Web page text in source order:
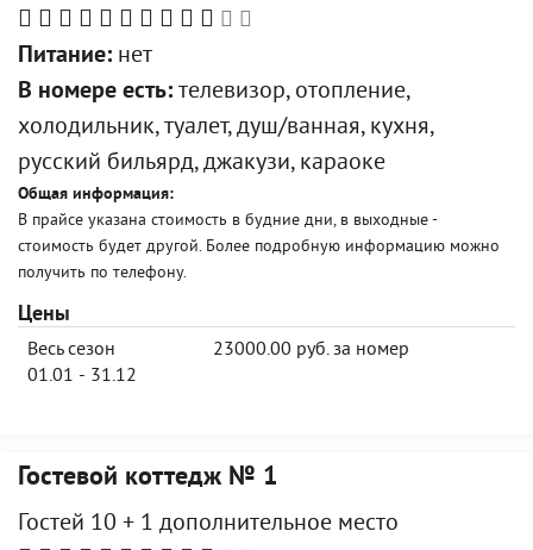
Питание: нет
В номере есть: телевизор, отопление,
холодильник, туалет, душ/ванная, кухня,
русский бильярд, джакузи, караоке
Общая информация:
В прайсе указана стоимость в будние дни, в выходные -
стоимость будет другой. Более подробную информацию можно
получить по телефону.
Цены
Весь сезон
01.01 - 31.12
23000.00 руб. за номер
Гостевой коттедж № 1
Гостей 10 + 1 дополнительное место